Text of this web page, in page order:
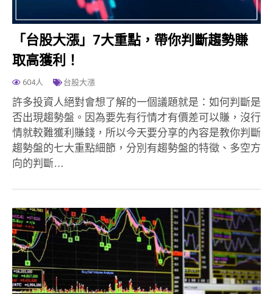
「台股大漲」7大重點，帶你判斷趨勢賺
取高獲利！
604人 台股大漲
許多投資人絕對會想了解的一個議題就是：如何判斷是
否出現趨勢盤。因為要先有行情才有價差可以賺，沒行
情就較難獲利賺錢，所以今天要分享的內容是教你判斷
趨勢盤的七大重點細節，分別有趨勢盤的特徵、多空方
向的判斷…